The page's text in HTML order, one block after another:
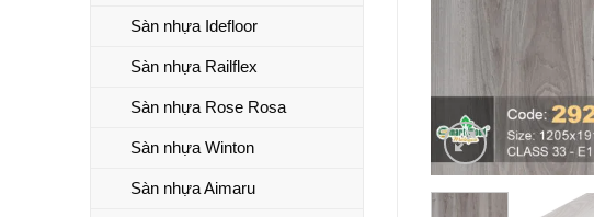
Sàn nhựa Idefloor
Sàn nhựa Railflex
Sàn nhựa Rose Rosa
Sàn nhựa Winton
Sàn nhựa Aimaru